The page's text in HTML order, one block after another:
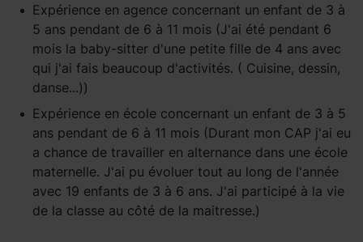
Expérience en agence concernant un enfant de 3 à
5 ans pendant de 6 à 11 mois (J'ai été pendant 6
mois la baby-sitter d'une petite fille de 4 ans avec
qui j'ai fais beaucoup d'activités. ( Cuisine, dessin,
danse...))
Expérience en école concernant un enfant de 3 à 5
ans pendant de 6 à 11 mois (Durant mon CAP j'ai eu
a chance de travailler en alternance dans une école
maternelle. J'ai pu évoluer tout au long de l'année
avec 19 enfants de 3 à 6 ans. J'ai participé à la vie
de la classe au côté de la maitresse.)